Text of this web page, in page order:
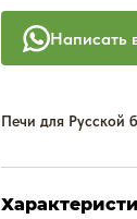
Написать
Печи для Русской